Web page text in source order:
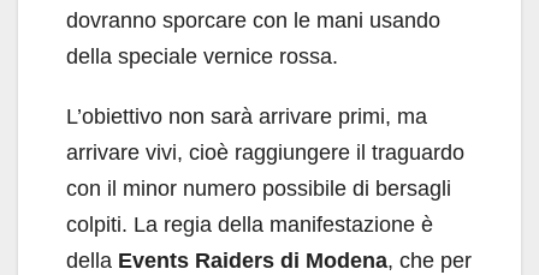
dovranno sporcare con le mani usando
della speciale vernice rossa.
L’obiettivo non sarà arrivare primi, ma
arrivare vivi, cioè raggiungere il traguardo
con il minor numero possibile di bersagli
colpiti. La regia della manifestazione è
della Events Raiders di Modena, che per